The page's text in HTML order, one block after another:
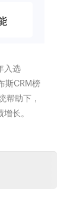
入选
斯CRM榜
帮助下，
长。